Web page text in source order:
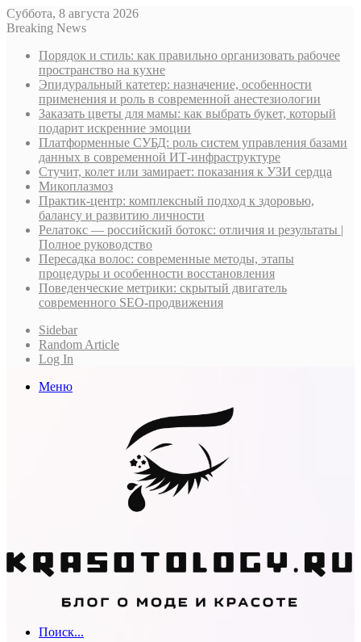
Суббота, 8 августа 2026
Breaking News
Порядок и стиль: как правильно организовать рабочее
пространство на кухне
Эпидуральный катетер: назначение, особенности
применения и роль в современной анестезиологии
Заказать цветы для мамы: как выбрать букет, который
подарит искренние эмоции
Платформенные СУБД: роль систем управления базами
данных в современной ИТ-инфраструктуре
Стучит, колет или замирает: показания к УЗИ сердца
Микоплазмоз
Практик-центр: комплексный подход к здоровью,
балансу и развитию личности
Релатокс — российский ботокс: отличия и результаты |
Полное руководство
Пересадка волос: современные методы, этапы
процедуры и особенности восстановления
Поведенческие метрики: скрытый двигатель
современного SEO-продвижения
Sidebar
Random Article
Log In
Меню
Поиск...